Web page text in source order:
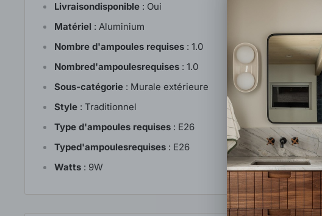
Livraisondisponible : Oui
Matériel : Aluminium
Nombre d'ampoules requises : 1.0
Nombred'ampoulesrequises : 1.0
Sous-catégorie : Murale extérieure
Style : Traditionnel
Type d'ampoules requises : E26
Typed'ampoulesrequises : E26
Watts : 9W